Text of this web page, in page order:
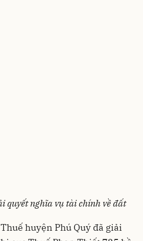
quyết nghĩa vụ tài chính về đất
huyện Phú Quý đã giải